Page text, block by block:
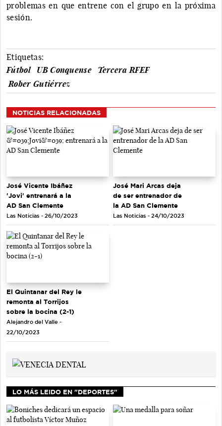
problemas en que entrene con el grupo en la próxima
sesión.
Etiquetas:
Fútbol
UB Conquense
Tercera RFEF
Rober Gutiérrez
NOTICIAS RELACIONADAS
José Vicente Ibáñez
'Jovi' entrenará a la
AD San Clemente
Las Noticias - 26/10/2023
José Mari Arcas deja
de ser entrenador de
la AD San Clemente
Las Noticias - 24/10/2023
El Quintanar del Rey le
remonta al Torrijos
sobre la bocina (2-1)
Alejandro del Valle -
22/10/2023
LO MÁS LEIDO EN "DEPORTES"